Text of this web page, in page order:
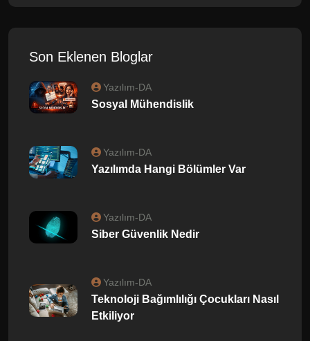
Son Eklenen Bloglar
Yazılım-DA
Sosyal Mühendislik
Yazılım-DA
Yazılımda Hangi Bölümler Var
Yazılım-DA
Siber Güvenlik Nedir
Yazılım-DA
Teknoloji Bağımlılığı Çocukları Nasıl
Etkiliyor